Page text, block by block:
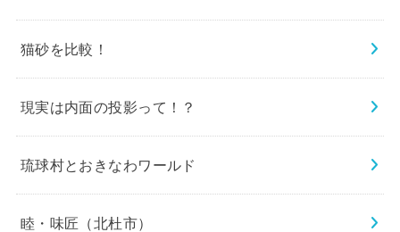
猫砂を比較！
現実は内面の投影って！？
琉球村とおきなわワールド
睦・味匠（北杜市）